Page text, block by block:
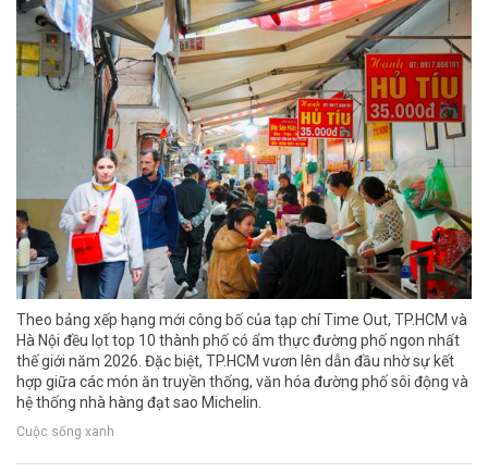
Theo bảng xếp hạng mới công bố của tạp chí Time Out, TP.HCM và
Hà Nội đều lọt top 10 thành phố có ẩm thực đường phố ngon nhất
thế giới năm 2026. Đặc biệt, TP.HCM vươn lên dẫn đầu nhờ sự kết
hợp giữa các món ăn truyền thống, văn hóa đường phố sôi động và
hệ thống nhà hàng đạt sao Michelin.
Cuộc sống xanh